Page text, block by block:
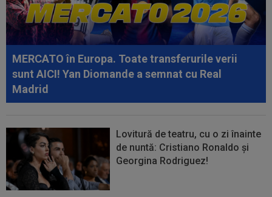
stele pentru Regina Europei...
20:03
Andrei Rațiu, pus ”la zid” în Spania după
Ipswich - Rayo 3-0: ”Călcâiul lui...
MERCATO în Europa. Toate transferurile verii
sunt AICI! Yan Diomande a semnat cu Real
Madrid
Lovitură de teatru, cu o zi înainte
de nuntă: Cristiano Ronaldo și
Georgina Rodriguez!